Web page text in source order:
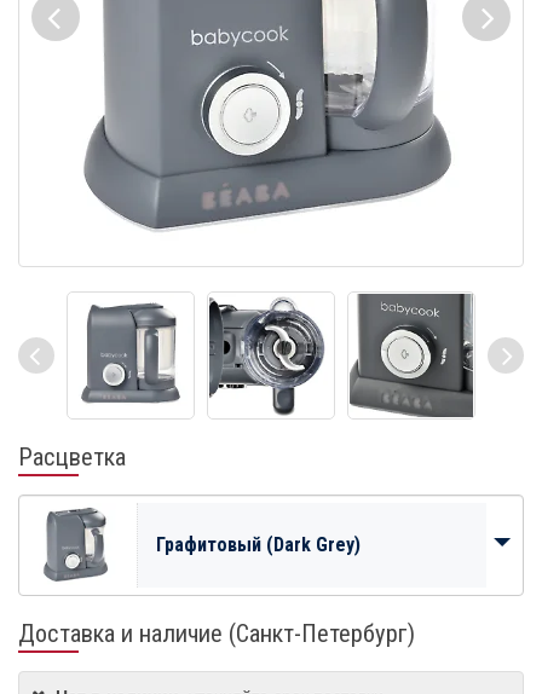
Расцветка
Графитовый (Dark Grey)
Доставка и наличие (Санкт-Петербург)